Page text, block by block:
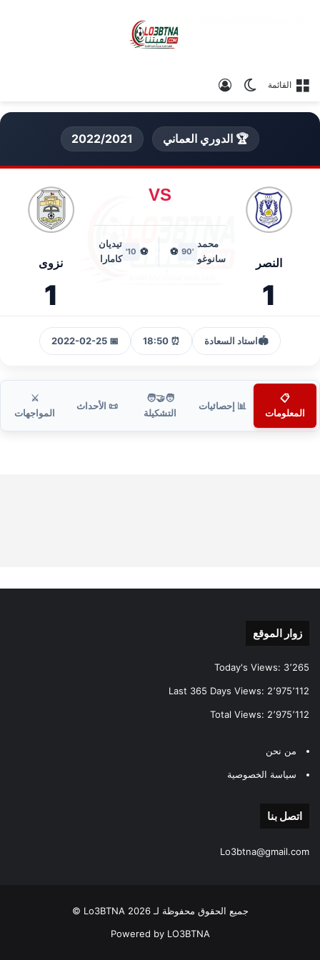
القائمة الوضع المظلم
🏆 الدوري العماني 2022/2021
النصر
1
VS
محمد
سانوغو
'90
⚽
⚽
10'
تيديان
كامارا
نزوى
1
🏟️استاد السعادة ⏰ 18:50
📅 2022-02-25
📋
المعلومات
📊 إحصائيات
🧑‍🤝‍🧑
التشكيلة
📜 الأحداث
⚔️
المواجهات
زوار الموقع
Today's Views: 3٬265
Last 365 Days Views: 2٬975٬112
Total Views: 2٬975٬112
من نحن
سياسة الخصوصية
اتصل بنا
Lo3btna@gmail.com
جميع الحقوق محفوظة لـ Lo3BTNA 2026 ©
Powered by LO3BTNA